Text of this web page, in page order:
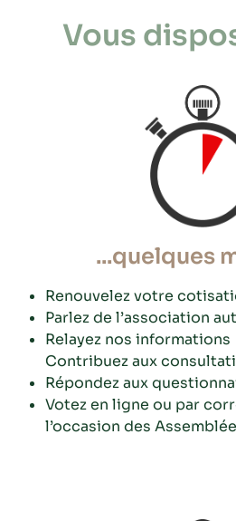
Vous
...quelques
Renouvelez votre
Parlez de l’association
Relayez nos informations
Contribuez aux
Répondez aux
Votez en ligne ou par
l’occasion des